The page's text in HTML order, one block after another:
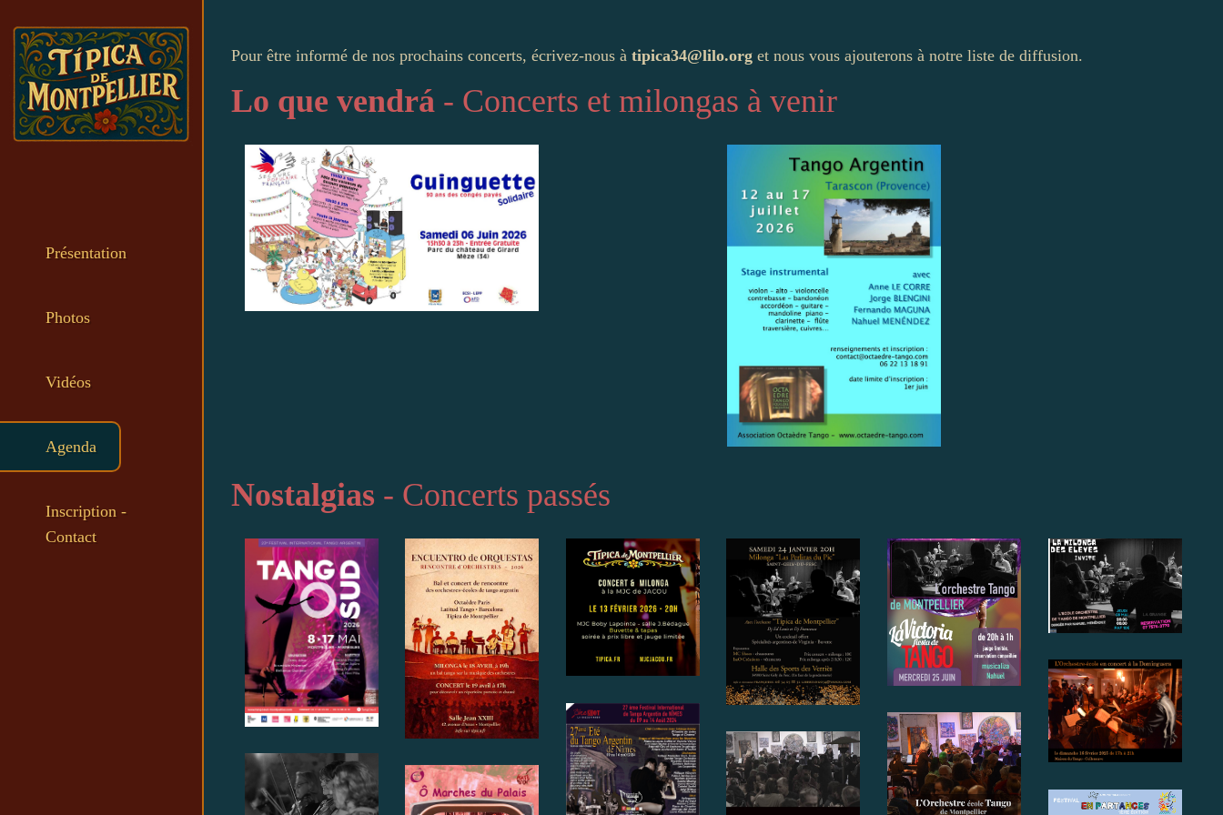
Présentation
Photos
Vidéos
Agenda
Inscription -
Contact
Pour être informé de nos prochains concerts, écrivez-nous à tipica34@lilo.org et nous vous ajouterons à notre liste de diffusion.
Lo que vendrá - Concerts et milongas à venir
Nostalgias - Concerts passés